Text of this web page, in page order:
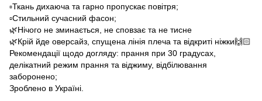
▫️Ткань дихаюча та гарно пропускає повітря;
▫️Стильний сучасний фасон;
🌿Нічого не зминається, не сповзає та не тисне
🌿Крій йде оверсайз, спущена лінія плеча та відкриті ніжки🙌🏻
Рекомендації щодо догляду: прання при 30 градусах,
делікатний режим прання та віджиму, відбілювання
заборонено;
Зроблено в Україні.